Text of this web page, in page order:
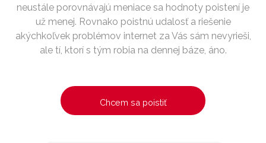
neustále porovnávajú meniace sa hodnoty poistení je
už menej. Rovnako poistnú udalosť a riešenie
akýchkoľvek problémov internet za Vás sám nevyrieši,
ale tí, ktorí s tým robia na dennej báze, áno.
Chcem sa poistiť